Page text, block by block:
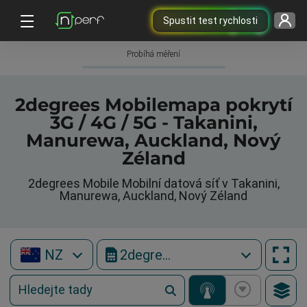
Spustit test rychlosti
Probíhá měření
2degrees Mobilemapa pokrytí
3G / 4G / 5G - Takanini,
Manurewa, Auckland, Nový
Zéland
2degrees Mobile Mobilní datová síť v Takanini,
Manurewa, Auckland, Nový Zéland
NZ 2degrees Mobile